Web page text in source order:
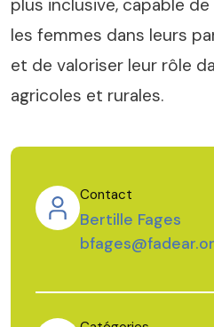
plus inclusive, capable
les femmes dans leurs
et de valoriser leur rôle
agricoles et rurales.
Contact
Bertille Fages